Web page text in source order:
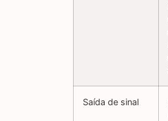
Saída de sinal